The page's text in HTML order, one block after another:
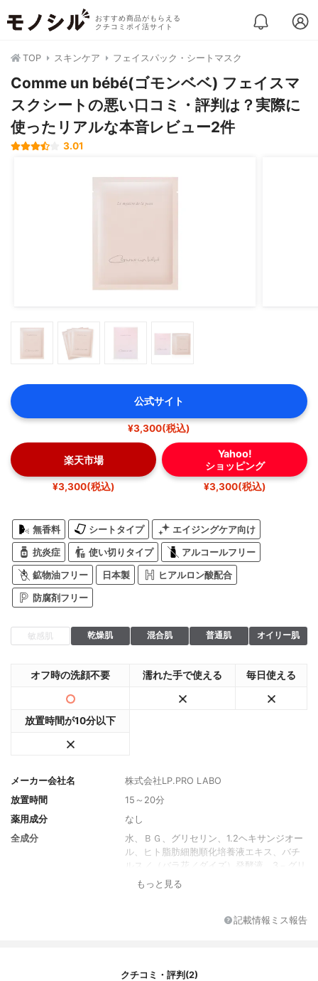
おすすめ商品がもらえる
クチコミポイ活サイト
TOP スキンケア フェイスパック・シートマスク
Comme un bébé(ゴモンベベ) フェイスマ
スクシートの悪い口コミ・評判は？実際に
使ったリアルな本音レビュー2件
3.01
公式サイト
¥3,300(税込)
楽天市場
¥3,300(税込)
Yahoo!
ショッピング
¥3,300(税込)
無香料 シートタイプ エイジングケア向け
抗炎症 使い切りタイプ アルコールフリー
鉱物油フリー 日本製 ヒアルロン酸配合
防腐剤フリー
敏感肌 乾燥肌 混合肌 普通肌 オイリー肌
オフ時の洗顔不要 濡れた手で使える 毎日使える
放置時間が10分以下
メーカー会社名
株式会社LP.PRO LABO
放置時間
15～20分
薬用成分
なし
全成分
水、ＢＧ、グリセリン、1.2ヘキサンジオー
ル、ヒト脂肪細胞順化培養液エキス、バチ
ルス／（バラ花／ダイズ）発酵液、3－グリ
セリルアスコルビン酸、エチルヘキシルグ
ステアリン酸）グリセレス-25、ポリアクリ
もっと見る
記載情報ミス報告
クチコミ・評判(2)